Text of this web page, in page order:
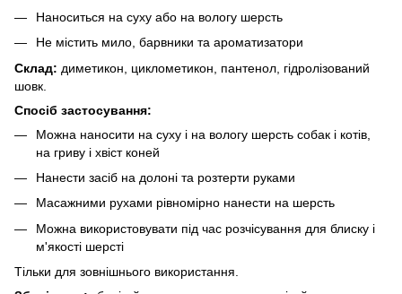
Наноситься на суху або на вологу шерсть
Не містить мило, барвники та ароматизатори
Склад: диметикон, циклометикон, пантенол, гідролізований
шовк.
Спосіб застосування:
Можна наносити на суху і на вологу шерсть собак і котів,
на гриву і хвіст коней
Нанести засіб на долоні та розтерти руками
Масажними рухами рівномірно нанести на шерсть
Можна використовувати під час розчісування для блиску і
м'якості шерсті
Тільки для зовнішнього використання.